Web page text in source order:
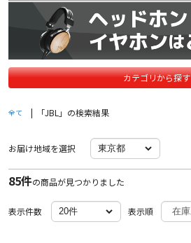
カテゴリから探す
全て | 「JBL」の検索結果
お届け地域を選択
85件の商品が見つかりました
表示件数 表示順